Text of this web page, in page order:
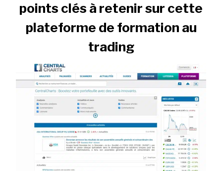
points clés à retenir sur cette
plateforme de formation au
trading